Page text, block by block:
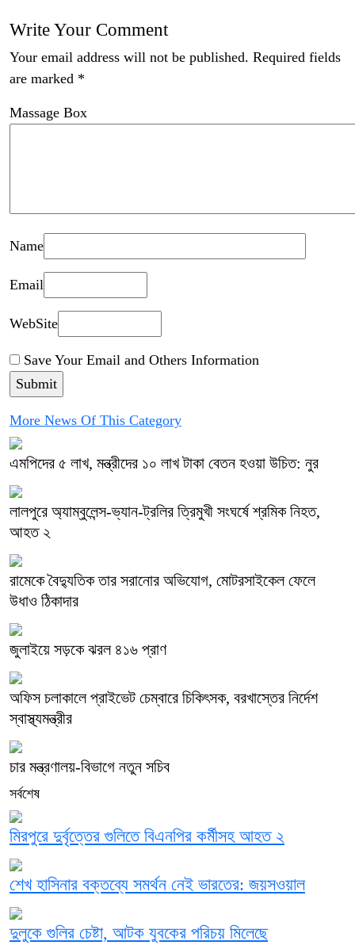
Write Your Comment
Your email address will not be published. Required fields
are marked *
Massage Box
Name
Email
WebSite
Save Your Email and Others Information
More News Of This Category
এমপিদের ৫ লাখ, মন্ত্রীদের ১০ লাখ টাকা বেতন হওয়া উচিত: নুর
লালপুরে অ্যাম্বুলেন্স-ভ্যান-ট্রলির ত্রিমুখী সংঘর্ষে শ্রমিক নিহত,
আহত ২
রামেকে বৈদ্যুতিক তার সরানোর অভিযোগ, মোটরসাইকেল ফেলে
উধাও ঠিকাদার
জুলাইয়ে সড়কে ঝরল ৪১৬ প্রাণ
অফিস চলাকালে প্রাইভেট চেম্বারে চিকিৎসক, বরখাস্তের নির্দেশ
স্বাস্থ্যমন্ত্রীর
চার মন্ত্রণালয়-বিভাগে নতুন সচিব
সর্বশেষ
মিরপুরে দুর্বৃত্তের গুলিতে বিএনপির কর্মীসহ আহত ২
শেখ হাসিনার বক্তব্যে সমর্থন নেই ভারতের: জয়সওয়াল
দুলুকে গুলির চেষ্টা, আটক যুবকের পরিচয় মিলেছে